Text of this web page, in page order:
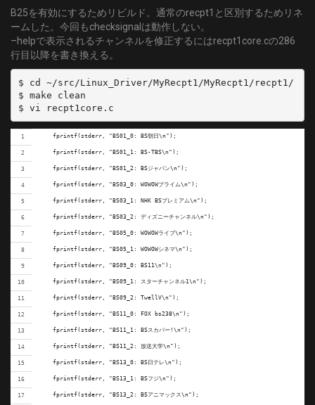
B25を有効にするためリビルド。通常のrecpt1と区別するためリネ
ームした。今回もchecksignalは動作しない。
–helpで表示されるチャンネルを修正するにはrecpt1core.cの286
行目以降を書き換える。
$ cd ~/src/Linux_Driver/MyRecpt1/MyRecpt1/recpt1/
$ make clean
    fprintf(stderr, "BS01_0: BS朝日\n");
    fprintf(stderr, "BS01_1: BS-TBS\n");
    fprintf(stderr, "BS01_2: BSジャパン\n");
    fprintf(stderr, "BS03_0: WOWOWプライム\n");
    fprintf(stderr, "BS03_1: NHK BSプレミアム\n");
    fprintf(stderr, "BS03_2: ディズニーチャンネル\n");
    fprintf(stderr, "BS05_0: WOWOWライブ\n");
    fprintf(stderr, "BS05_1: WOWOWシネマ\n");
    fprintf(stderr, "BS09_0: BS11\n");
    fprintf(stderr, "BS09_1: スターチャンネル1\n");
    fprintf(stderr, "BS09_2: TwellV\n");
    fprintf(stderr, "BS11_0: FOX bs238\n");
    fprintf(stderr, "BS11_1: BSスカパー!\n");
    fprintf(stderr, "BS11_2: 放送大学\n");
    fprintf(stderr, "BS13_0: BS日テレ\n");
    fprintf(stderr, "BS13_1: BSフジ\n");
    fprintf(stderr, "BS13_2: BSアニマックス\n");